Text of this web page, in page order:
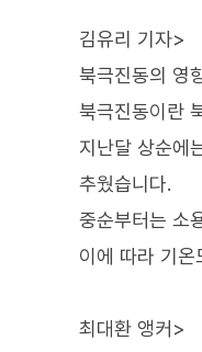
김유리 기자>
북극진동의 영
북극진동이란
지난달 상순에
추웠습니다.
중순부터는 소
이에 따라 기온
최대환 앵커>